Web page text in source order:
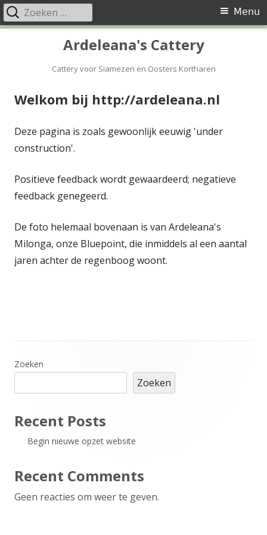
Ardeleana's Cattery
Cattery voor Siamezen en Oosters Kortharen
Primair
Menu
Zoeken
naar:
Welkom bij http://ardeleana.nl
Deze pagina is zoals gewoonlijk eeuwig 'under
construction'.
Positieve feedback wordt gewaardeerd; negatieve
feedback genegeerd.
De foto helemaal bovenaan is van Ardeleana's
Milonga, onze Bluepoint, die inmiddels al een aantal
jaren achter de regenboog woont.
Hoofd
sidebar
Zoeken
Zoeken
Recent Posts
Begin nieuwe opzet website
Recent Comments
Geen reacties om weer te geven.